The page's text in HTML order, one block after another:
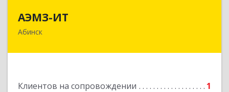
АЭМЗ-ИТ
Абинск
Клиентов на сопровождении 1
353320, Краснодарский край, м.р-н Абинский,
Подробнее